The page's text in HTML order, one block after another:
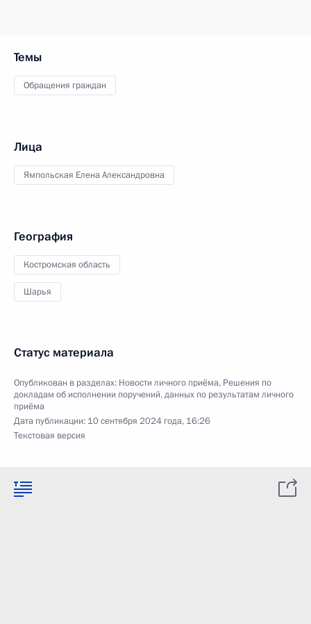
Темы
Обращения граждан
Лица
Ямпольская Елена Александровна
География
Костромская область
Шарья
Статус материала
Опубликован в разделах: Новости личного приёма, Решения по
докладам об исполнении поручений, данных по результатам личного
приёма
Дата публикации: 10 сентября 2024 года, 16:26
Текстовая версия